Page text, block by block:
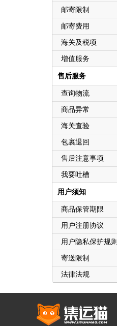
邮寄限制
邮寄费用
海关及税项
增值服务
售后服务
查询物流
商品异常
海关查验
包裹退回
售后注意事项
我要吐槽
用户须知
商品保管期限
用户注册协议
用户隐私保护规则
寄送限制
法律法规